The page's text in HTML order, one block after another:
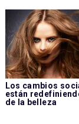
Los cambios
están
de la belleza